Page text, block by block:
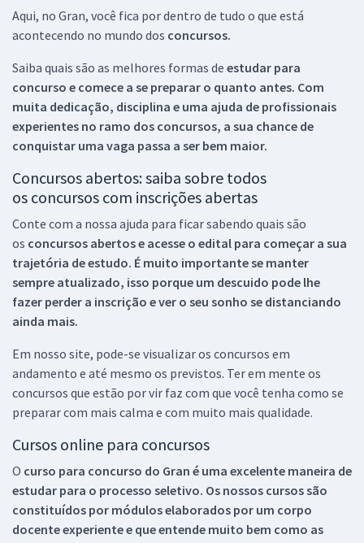
Aqui, no Gran, você fica por dentro de tudo o que está
acontecendo no mundo dos concursos.
Saiba quais são as melhores formas de estudar para
concurso e comece a se preparar o quanto antes. Com
muita dedicação, disciplina e uma ajuda de profissionais
experientes no ramo dos concursos, a sua chance de
conquistar uma vaga passa a ser bem maior.
Concursos abertos: saiba sobre todos
os concursos com inscrições abertas
Conte com a nossa ajuda para ficar sabendo quais são
os concursos abertos e acesse o edital para começar a sua
trajetória de estudo. É muito importante se manter
sempre atualizado, isso porque um descuido pode lhe
fazer perder a inscrição e ver o seu sonho se distanciando
ainda mais.
Em nosso site, pode-se visualizar os concursos em
andamento e até mesmo os previstos. Ter em mente os
concursos que estão por vir faz com que você tenha como se
preparar com mais calma e com muito mais qualidade.
Cursos online para concursos
O curso para concurso do Gran é uma excelente maneira de
estudar para o processo seletivo. Os nossos cursos são
constituídos por módulos elaborados por um corpo
docente experiente e que entende muito bem como as